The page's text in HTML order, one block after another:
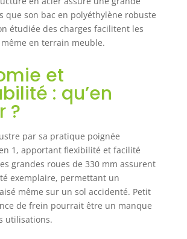
facile : équipé
d'un cadre de
déversement à
peuvent
décharger
rapidement les
du cadre du
chariot à benne
basculante de
jardin. La poignée
réglable à 180°
facilite les
que son bac en polyéthylène robuste
étudiée des charges facilitent les
en terrain meuble.
et
: qu’en
?
par sa pratique poignée
1, apportant flexibilité et facilité
grandes roues de 330 mm assurent
exemplaire, permettant un
même sur un sol accidenté. Petit
de frein pourrait être un manque
utilisations.